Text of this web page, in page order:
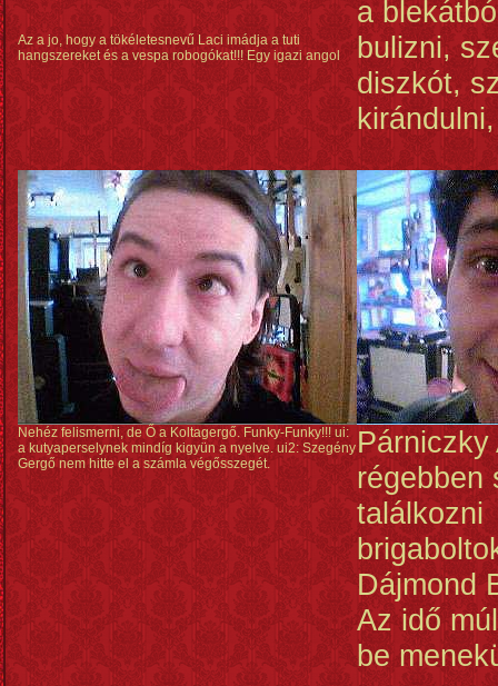
Az a jo, hogy a tökéletesnevű Laci imádja a tuti
hangszereket és a vespa robogókat!!! Egy igazi angol
a
bulizni,
diszkót,
Nehéz felismerni, de Ő a Koltagergő. Funky-Funky!!! ui:
a kutyaperselynek mindíg kigyün a nyelve. ui2: Szegény
Gergő nem hitte el a számla végősszegét.
Párniczky
régebben
találkozni
Dájmond
Az idő
be